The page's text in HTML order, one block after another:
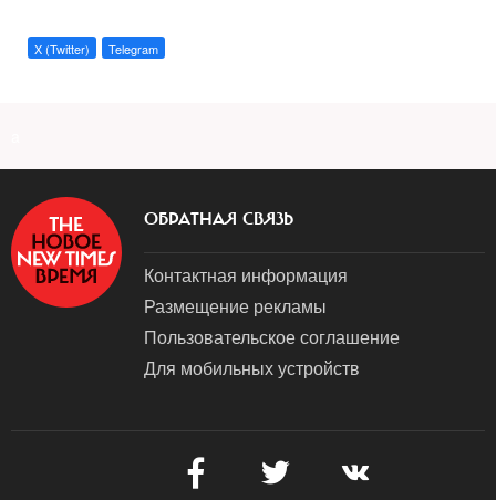
X (Twitter) Telegram
ОБРАТНАЯ СВЯЗЬ
Контактная информация
Размещение рекламы
Пользовательское соглашение
Для мобильных устройств